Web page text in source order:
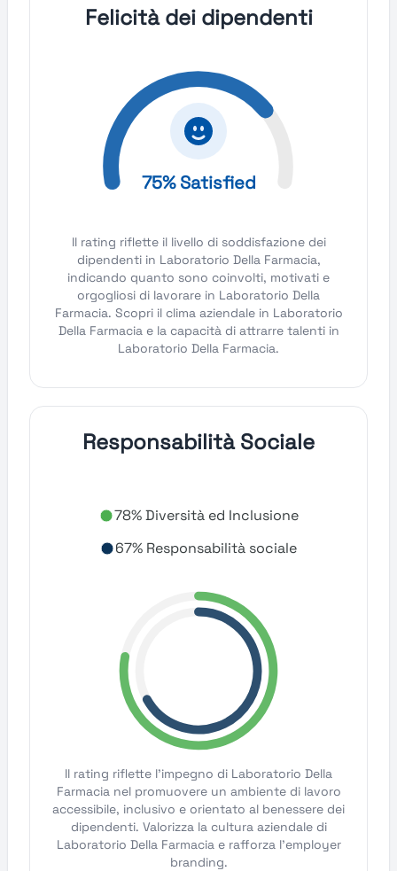
Felicità dei dipendenti
75% Satisfied
Il rating riflette il livello di soddisfazione dei
dipendenti in Laboratorio Della Farmacia,
indicando quanto sono coinvolti, motivati e
orgogliosi di lavorare in Laboratorio Della
Farmacia. Scopri il clima aziendale in Laboratorio
Della Farmacia e la capacità di attrarre talenti in
Laboratorio Della Farmacia.
Responsabilità Sociale
78% Diversità ed Inclusione
67% Responsabilità sociale
Il rating riflette l'impegno di Laboratorio Della
Farmacia nel promuovere un ambiente di lavoro
accessibile, inclusivo e orientato al benessere dei
dipendenti. Valorizza la cultura aziendale di
Laboratorio Della Farmacia e rafforza l'employer
branding.